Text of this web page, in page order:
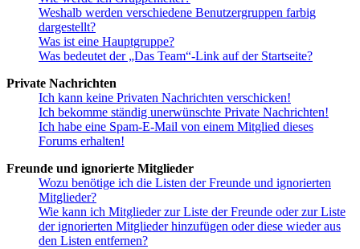
Weshalb werden verschiedene Benutzergruppen farbig
dargestellt?
Was ist eine Hauptgruppe?
Was bedeutet der „Das Team“-Link auf der Startseite?
Private Nachrichten
Ich kann keine Privaten Nachrichten verschicken!
Ich bekomme ständig unerwünschte Private Nachrichten!
Ich habe eine Spam-E-Mail von einem Mitglied dieses
Forums erhalten!
Freunde und ignorierte Mitglieder
Wozu benötige ich die Listen der Freunde und ignorierten
Mitglieder?
Wie kann ich Mitglieder zur Liste der Freunde oder zur Liste
der ignorierten Mitglieder hinzufügen oder diese wieder aus
den Listen entfernen?